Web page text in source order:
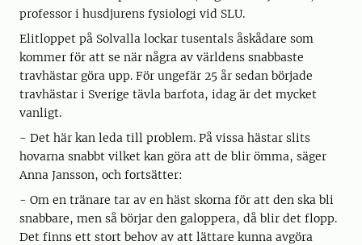
professor i husdjurens fysiologi vid SLU.
Elitloppet på Solvalla lockar tusentals åskådare som
kommer för att se när några av världens snabbaste
travhästar göra upp. För ungefär 25 år sedan började
travhästar i Sverige tävla barfota, idag är det mycket
vanligt.
- Det här kan leda till problem. På vissa hästar slits
hovarna snabbt vilket kan göra att de blir ömma, säger
Anna Jansson, och fortsätter:
- Om en tränare tar av en häst skorna för att den ska bli
snabbare, men så börjar den galoppera, då blir det flopp.
Det finns ett stort behov av att lättare kunna avgöra